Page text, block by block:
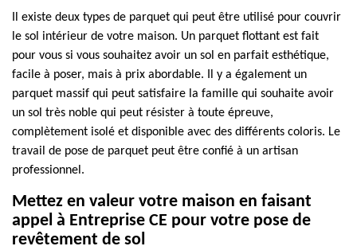
Il existe deux types de parquet qui peut être utilisé pour couvrir
le sol intérieur de votre maison. Un parquet flottant est fait
pour vous si vous souhaitez avoir un sol en parfait esthétique,
facile à poser, mais à prix abordable. Il y a également un
parquet massif qui peut satisfaire la famille qui souhaite avoir
un sol très noble qui peut résister à toute épreuve,
complètement isolé et disponible avec des différents coloris. Le
travail de pose de parquet peut être confié à un artisan
professionnel.
Mettez en valeur votre maison en faisant
appel à Entreprise CE pour votre pose de
revêtement de sol